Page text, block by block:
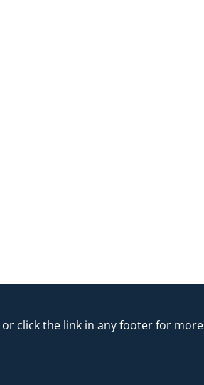
or click the link in any footer for more